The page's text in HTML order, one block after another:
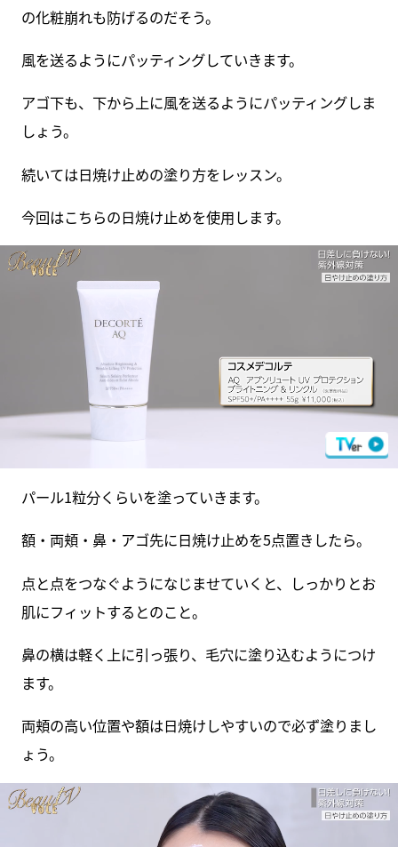
の化粧崩れも防げるのだそう。
風を送るようにパッティングしていきます。
アゴ下も、下から上に風を送るようにパッティングしま
しょう。
続いては日焼け止めの塗り方をレッスン。
今回はこちらの日焼け止めを使用します。
パール1粒分くらいを塗っていきます。
額・両頬・鼻・アゴ先に日焼け止めを5点置きしたら。
点と点をつなぐようになじませていくと、しっかりとお
肌にフィットするとのこと。
鼻の横は軽く上に引っ張り、毛穴に塗り込むようにつけ
ます。
両頬の高い位置や額は日焼けしやすいので必ず塗りまし
ょう。